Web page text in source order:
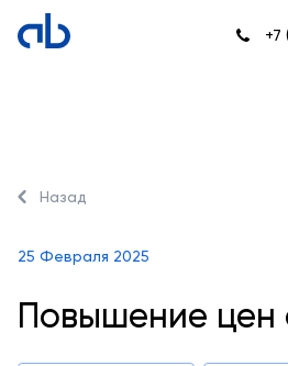
+7
Назад
25 Февраля 2025
Повышение цен